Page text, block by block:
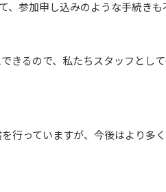
参加申し込みのような手続き
きるので、私たちスタッフとし
行っていますが、今後はより多